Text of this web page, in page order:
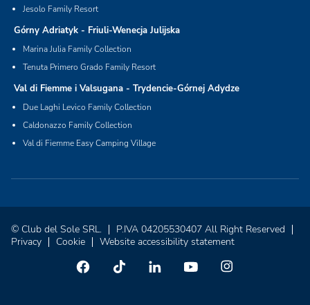
Jesolo Family Resort
Górny Adriatyk - Friuli-Wenecja Julijska
Marina Julia Family Collection
Tenuta Primero Grado Family Resort
Val di Fiemme i Valsugana - Trydencie-Górnej Adydze
Due Laghi Levico Family Collection
Caldonazzo Family Collection
Val di Fiemme Easy Camping Village
© Club del Sole SRL.
P.IVA 04205530407 All Right Reserved
Privacy
Cookie Website accessibility statement